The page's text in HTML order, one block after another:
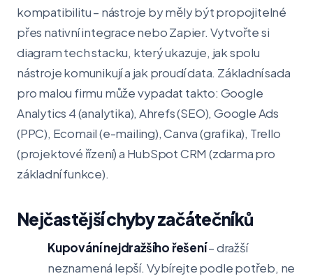
kompatibilitu – nástroje by měly být propojitelné
přes nativní integrace nebo Zapier. Vytvořte si
diagram tech stacku, který ukazuje, jak spolu
nástroje komunikují a jak proudí data. Základní sada
pro malou firmu může vypadat takto: Google
Analytics 4 (analytika), Ahrefs (SEO), Google Ads
(PPC), Ecomail (e-mailing), Canva (grafika), Trello
(projektové řízení) a HubSpot CRM (zdarma pro
základní funkce).
Nejčastější chyby začátečníků
Kupování nejdražšího řešení– dražší
neznamená lepší. Vybírejte podle potřeb, ne